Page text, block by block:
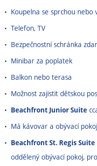
Koupelna se sprchou nebo
Telefon, TV
Bezpečnostní schránka
Minibar za poplatek
Balkon nebo terasa
Možnost zajistit dětskou
Beachfront Junior Suite
Má kávovar a obývací
Beachfront St. Regis Suite
oddělený obývací pokoj,